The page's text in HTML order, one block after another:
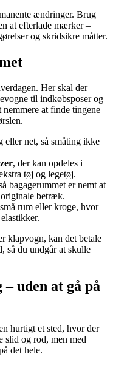
ændringer. Brug
at efterlade mærker –
og skridsikre måtter.
Her skal der
til indkøbsposer og
at finde tingene –
eller net, så småting ikke
, der kan opdeles i
tøj og legetøj.
bagagerummet er nemt at
betræk.
rum eller kroge, hvor
klapvogn, kan det betale
så du undgår at skulle
uden at gå på
hurtigt et sted, hvor der
slid og rod, men med
det hele.